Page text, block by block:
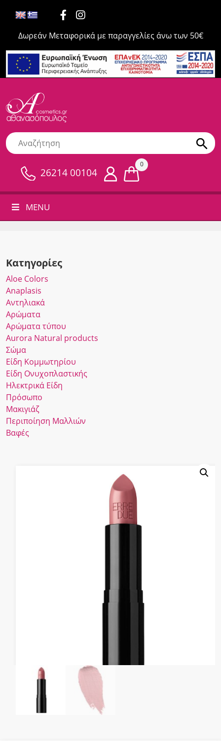
Δωρεάν Μεταφορικά με παραγγελίες άνω των 50€
26214 00104
0
MENU
Κατηγορίες
Αloe Colors
Anaplasis
Αντηλιακά
Αρώματα
Αρώματα τύπου
Αurora Νatural products
Σώμα
Είδη Κομμωτηρίου
Είδη Ονυχοπλαστικής
Ηλεκτρικά Είδη
Πρόσωπο
Μακιγιάζ
Περιποίηση Μαλλιών
Βαφές